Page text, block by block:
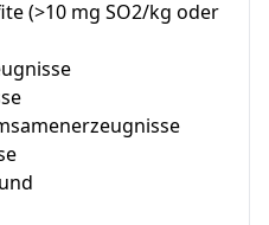
(>10 mg SO2/kg oder